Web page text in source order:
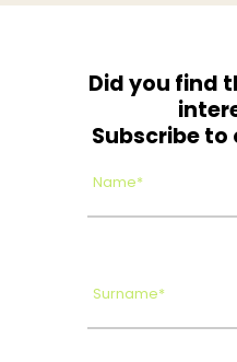
Did you find
Subscribe
Name*
Surname*